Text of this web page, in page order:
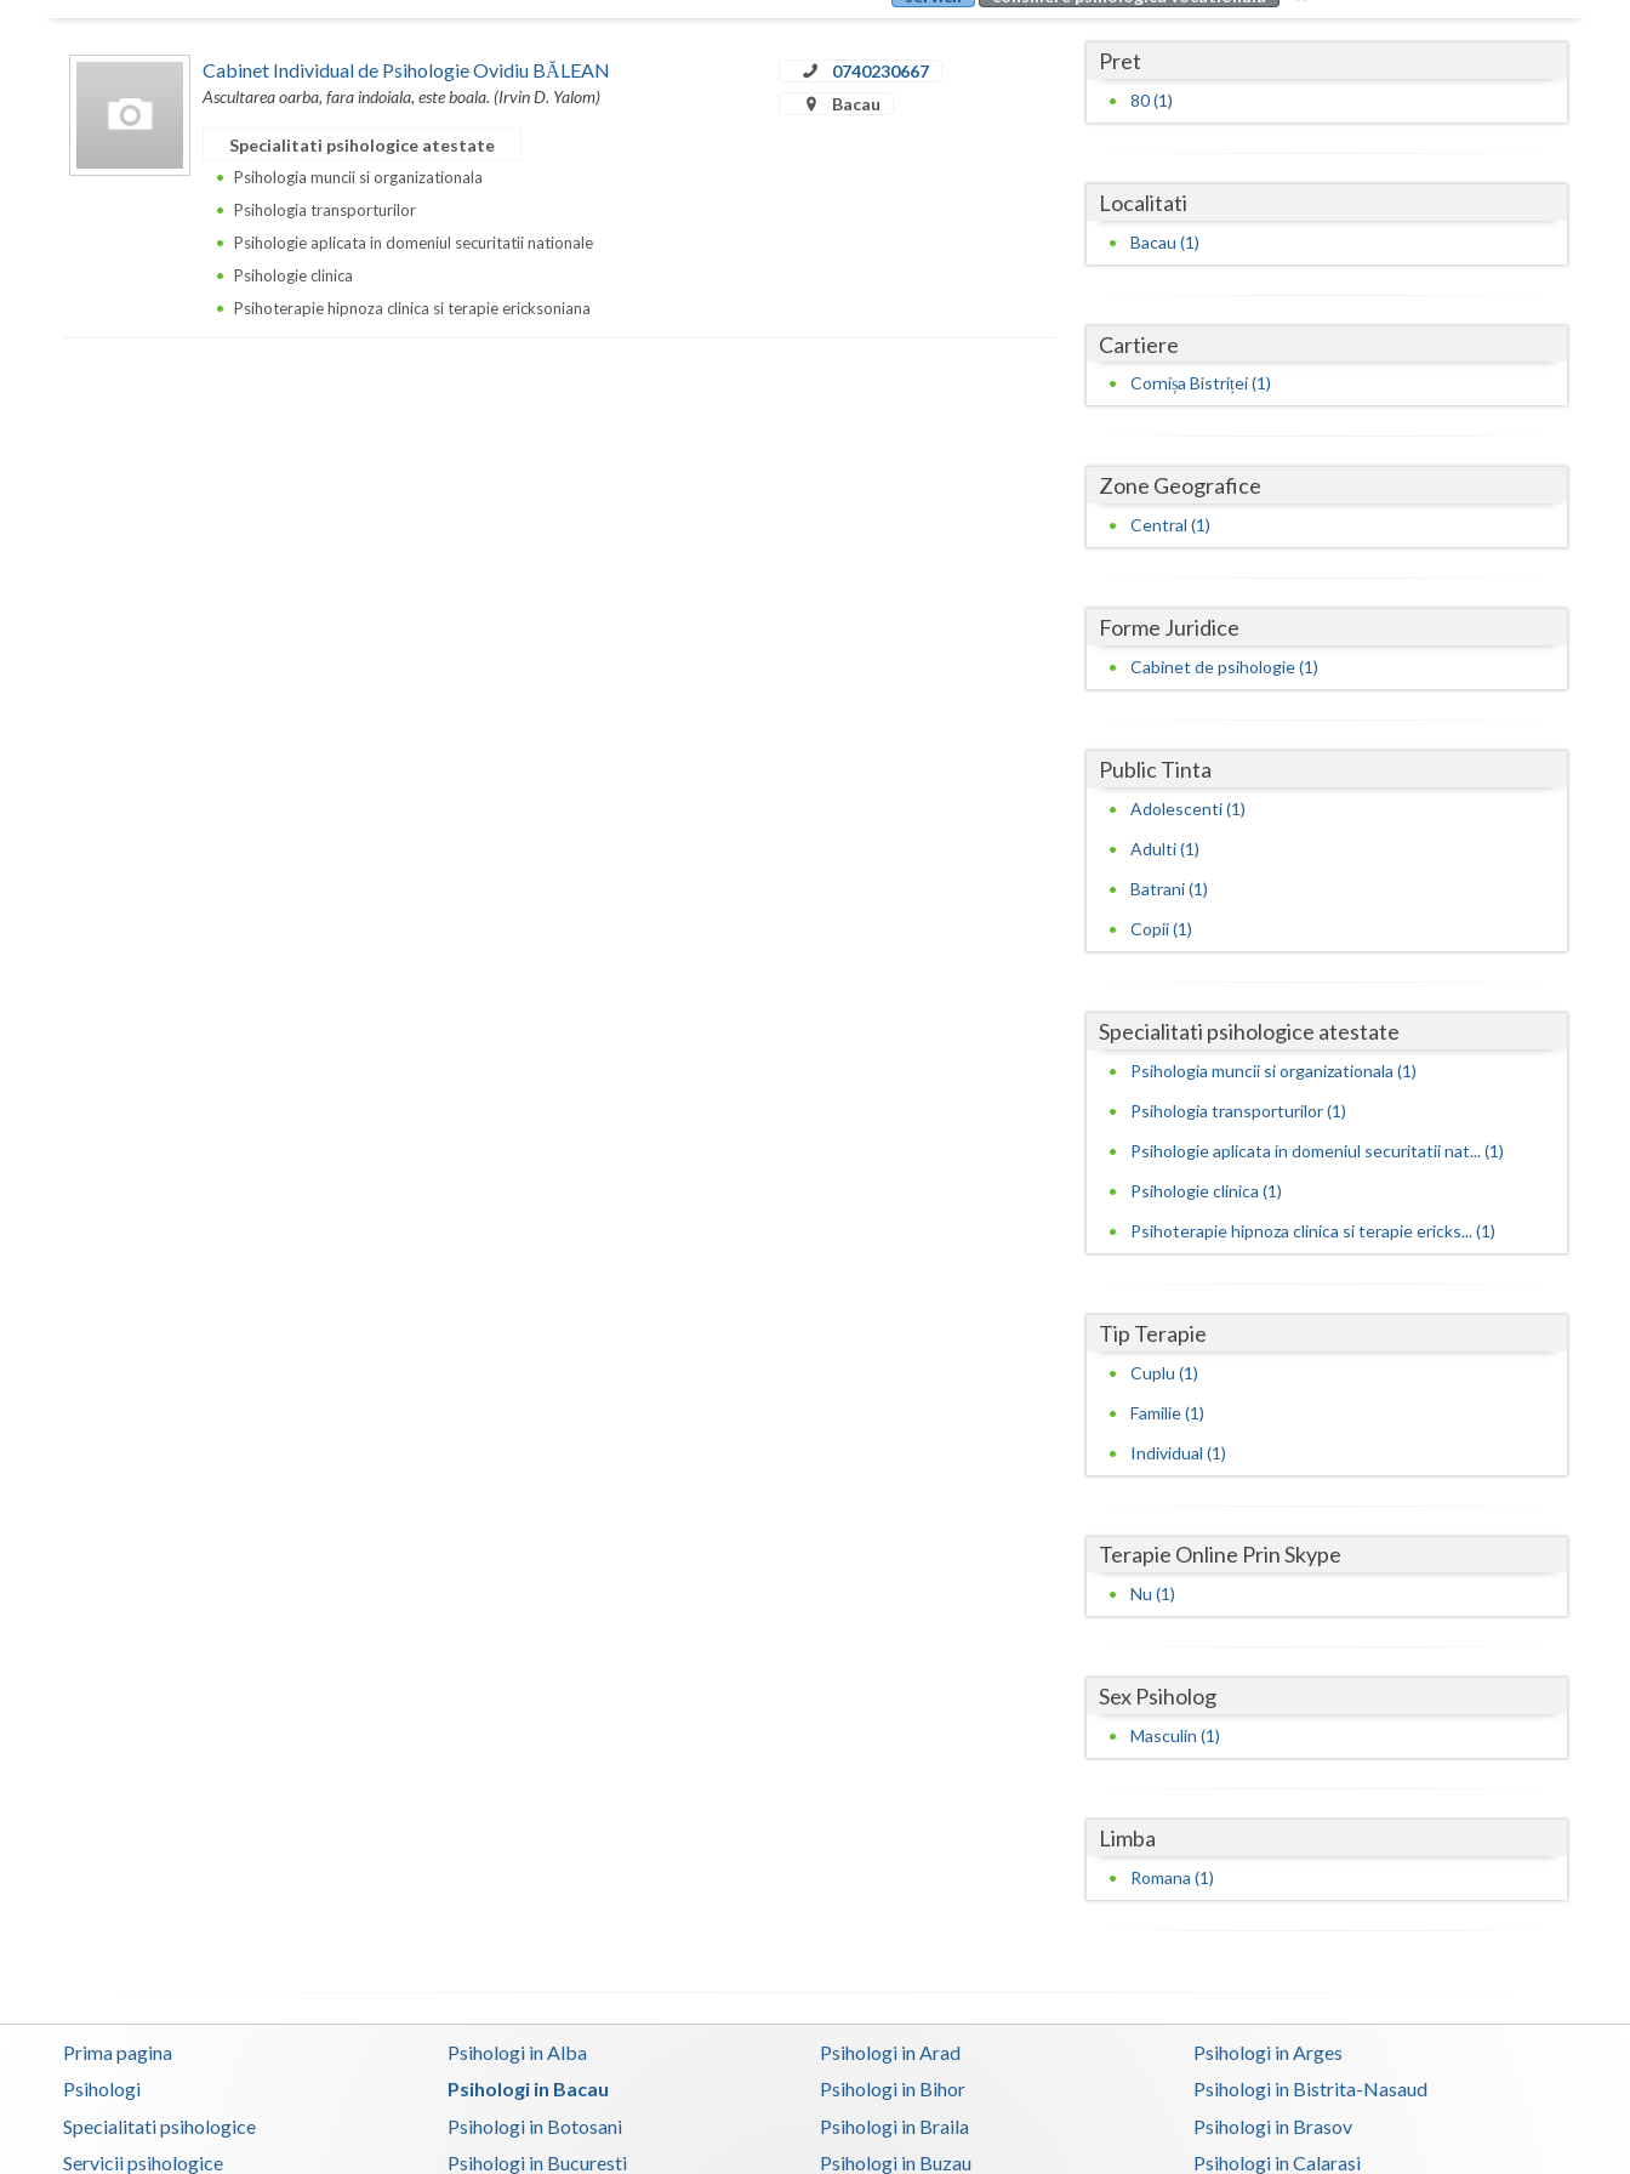
Buzau
Galati
Harghita
Iasi
Maramures
Prahova
Salaj
Sibiu
Suceava
Vaslui
Cabinet Individual de Psihologie Ovidiu BĂLEAN
Ascultarea oarba, fara indoiala, este boala. (Irvin D. Yalom)
0740230667
Bacau
Specialitati psihologice atestate
Psihologia muncii si organizationala
Psihologia transporturilor
Psihologie aplicata in domeniul securitatii nationale
Psihologie clinica
Psihoterapie hipnoza clinica si terapie ericksoniana
Pret
80 (1)
Localitati
Bacau (1)
Cartiere
Cornișa Bistriței (1)
Zone Geografice
Central (1)
Forme Juridice
Cabinet de psihologie (1)
Public Tinta
Adolescenti (1)
Adulti (1)
Batrani (1)
Copii (1)
Specialitati psihologice atestate
Psihologia muncii si organizationala (1)
Psihologia transporturilor (1)
Psihologie aplicata in domeniul securitatii nat... (1)
Psihologie clinica (1)
Psihoterapie hipnoza clinica si terapie ericks... (1)
Tip Terapie
Cuplu (1)
Familie (1)
Individual (1)
Terapie Online Prin Skype
Nu (1)
Sex Psiholog
Masculin (1)
Limba
Romana (1)
Prima pagina
Psihologi
Specialitati psihologice
Servicii psihologice
Psihologi in Alba Psihologi in Arad
Psihologi in Arges
Psihologi in Bacau
Psihologi in Bihor
Psihologi in Bistrita-Nasaud
Psihologi in Botosani
Psihologi in Braila
Psihologi in Brasov
Psihologi in Bucuresti
Psihologi in Buzau Psihologi in Calarasi